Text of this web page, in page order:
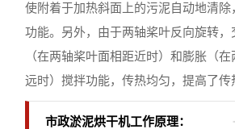
使附着于加热斜面上的污泥自动地清
功能。另外，由于两轴桨叶反向旋转
（在两轴桨叶面相距近时）和膨胀（
远时）搅拌功能，传热均匀，提高了传
市政淤泥烘干机工作原理：